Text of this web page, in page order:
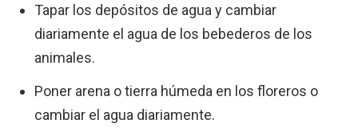
Tapar los depósitos de agua y cambiar
diariamente el agua de los bebederos de los
animales.
Poner arena o tierra húmeda en los floreros o
cambiar el agua diariamente.